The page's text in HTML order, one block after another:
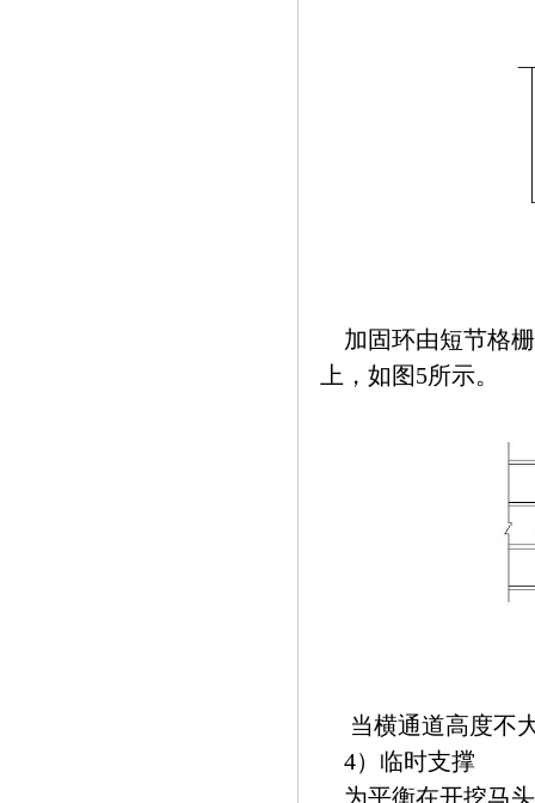
加固环由短节格
上，如图5所示。
当横通道高度不
4）临时支撑
为平衡在开挖马